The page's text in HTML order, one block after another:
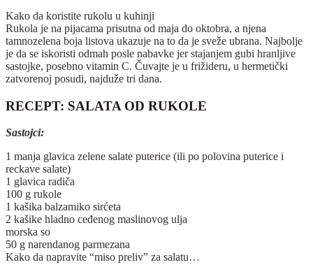
Kako da koristite rukolu u kuhinji
Rukola je na pijacama prisutna od maja do oktobra, a njena
tamnozelena boja listova ukazuje na to da je sveže ubrana. Najbolje
je da se iskoristi odmah posle nabavke jer stajanjem gubi hranljive
sastojke, posebno vitamin C. Čuvajte je u frižideru, u hermetički
zatvorenoj posudi, najduže tri dana.
RECEPT: SALATA OD RUKOLE
Sastojci:
1 manja glavica zelene salate puterice (ili po polovina puterice i
reckave salate)
1 glavica radiča
100 g rukole
1 kašika balzamiko sirćeta
2 kašike hladno ceđenog maslinovog ulja
morska so
50 g narendanog parmezana
Kako da napravite “miso preliv” za salatu…